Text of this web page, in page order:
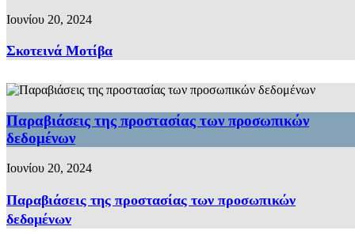
Ιουνίου 20, 2024
Σκοτεινά Μοτίβα
Παραβιάσεις της προστασίας των προσωπικών
δεδομένων
Ιουνίου 20, 2024
Παραβιάσεις της προστασίας των προσωπικών
δεδομένων